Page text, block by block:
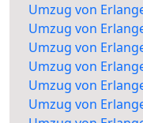
Umzug von
Umzug von
Umzug von
Umzug von
Umzug von
Umzug von